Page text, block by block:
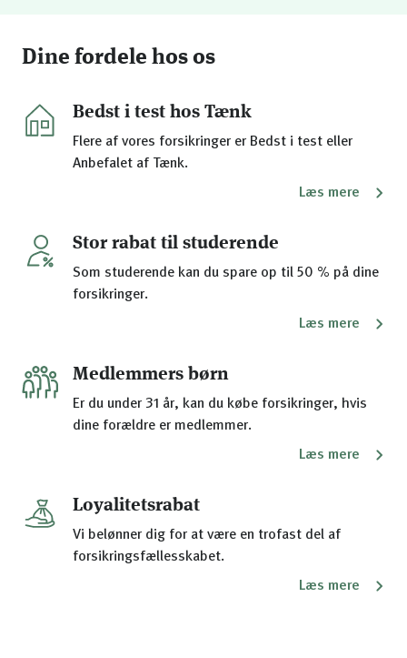
Dine fordele hos os
Bedst i test hos Tænk
Flere af vores forsikringer er Bedst i test eller
Anbefalet af Tænk.
Læs mere
Stor rabat til studerende
Som studerende kan du spare op til 50 % på dine
forsikringer.
Læs mere
Medlemmers børn
Er du under 31 år, kan du købe forsikringer, hvis
dine forældre er medlemmer.
Læs mere
Loyalitetsrabat
Vi belønner dig for at være en trofast del af
forsikringsfællesskabet.
Læs mere